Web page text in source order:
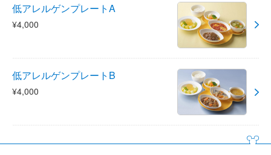
低アレルゲンプレートA
¥4,000
低アレルゲンプレートB
¥4,000